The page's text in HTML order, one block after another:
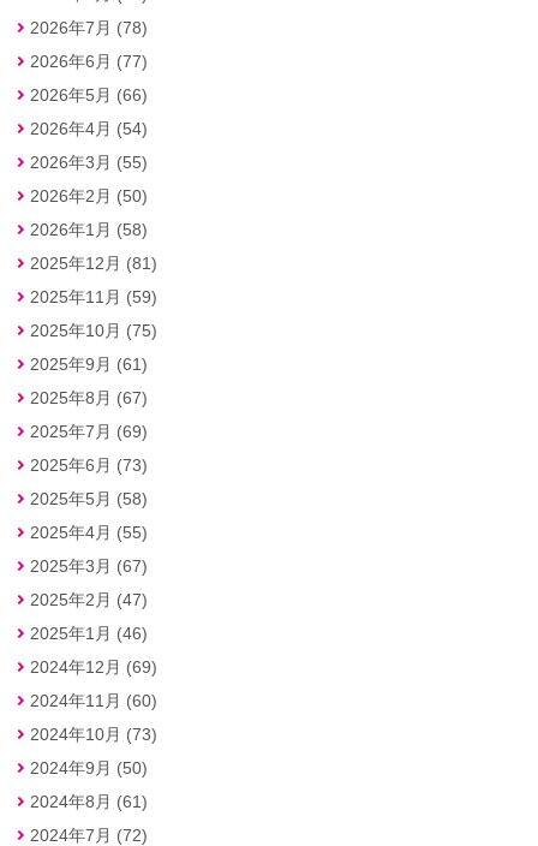
2026年7月 (78)
2026年6月 (77)
2026年5月 (66)
2026年4月 (54)
2026年3月 (55)
2026年2月 (50)
2026年1月 (58)
2025年12月 (81)
2025年11月 (59)
2025年10月 (75)
2025年9月 (61)
2025年8月 (67)
2025年7月 (69)
2025年6月 (73)
2025年5月 (58)
2025年4月 (55)
2025年3月 (67)
2025年2月 (47)
2025年1月 (46)
2024年12月 (69)
2024年11月 (60)
2024年10月 (73)
2024年9月 (50)
2024年8月 (61)
2024年7月 (72)